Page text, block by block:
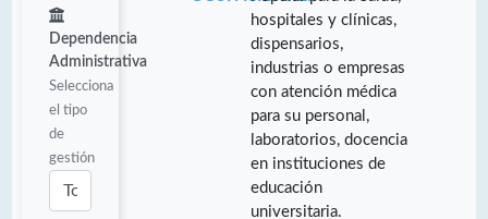
Dependencia
Administrativa
Selecciona
el tipo
de
gestión
hospitales y clínicas,
dispensarios,
industrias o empresas
con atención médica
para su personal,
laboratorios, docencia
en instituciones de
educación
universitaria.